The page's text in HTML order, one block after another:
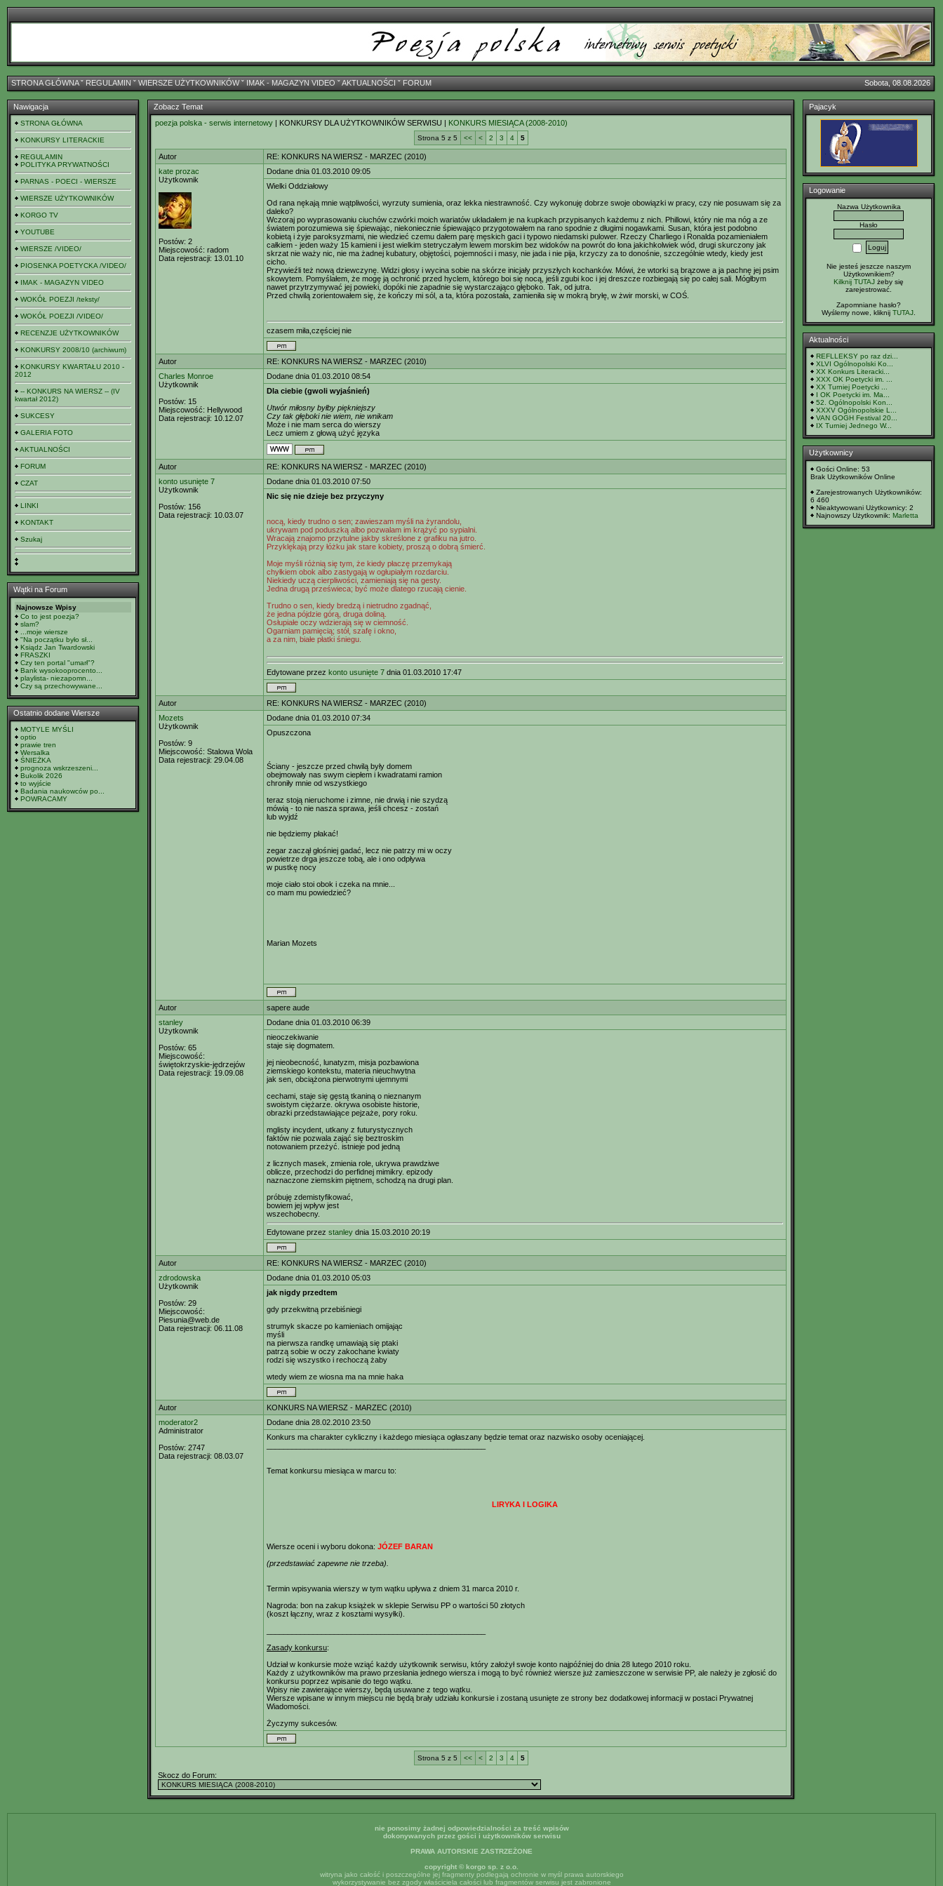
STRONA GŁÓWNAˇ REGULAMIN ˇ WIERSZE UŻYTKOWNIKÓWˇ IMAK - MAGAZYN VIDEO ˇAKTUALNOŚCI ˇ FORUM Sobota, 08.08.2026
Nawigacja
STRONA GŁÓWNA
KONKURSY LITERACKIE
REGULAMIN
POLITYKA PRYWATNOŚCI
PARNAS - POECI - WIERSZE
WIERSZE UŻYTKOWNIKÓW
KORGO TV
YOUTUBE
WIERSZE /VIDEO/
PIOSENKA POETYCKA /VIDEO/
IMAK - MAGAZYN VIDEO
WOKÓŁ POEZJI /teksty/
WOKÓŁ POEZJI /VIDEO/
RECENZJE UŻYTKOWNIKÓW
KONKURSY 2008/10 (archiwum)
KONKURSY KWARTAŁU 2010 -
2012
-- KONKURS NA WIERSZ -- (IV
kwartał 2012)
SUKCESY
GALERIA FOTO
AKTUALNOŚCI
FORUM
CZAT
LINKI
KONTAKT
Szukaj
Wątki na Forum
Najnowsze Wpisy
Co to jest poezja?
slam?
...moje wiersze
"Na początku było sł...
Ksiądz Jan Twardowski
FRASZKI
Czy ten portal "umarł"?
Bank wysokooprocento...
playlista- niezapomn...
Czy są przechowywane...
Ostatnio dodane Wiersze
MOTYLE MYŚLI
optio
prawie tren
Wersalka
ŚNIEŻKA
prognoza wskrzeszeni...
Bukolik 2026
to wyjście
Badania naukowców po...
POWRACAMY
Zobacz Temat
poezja polska - serwis internetowy | KONKURSY DLA UŻYTKOWNIKÓW SERWISU | KONKURS MIESIĄCA (2008-2010)
Strona 5 z 5 << < 2 3 4 5
Autor
RE: KONKURS NA WIERSZ - MARZEC (2010)
kate prozac
Użytkownik
Postów: 2
Miejscowość: radom
Data rejestracji: 13.01.10
Dodane dnia 01.03.2010 09:05
Wielki Oddziałowy
Od rana nękają mnie wątpliwości, wyrzuty sumienia, oraz lekka niestrawność. Czy wykonuję dobrze swoje obowiązki w pracy, czy nie posuwam się za
daleko?
Wczoraj po wyprasowaniu ciuchów czwórki moich wariatów układałem je na kupkach przypisanych każdemu z nich. Phillowi, który nie ma nóg a ze
światem porozumiewa się śpiewając, niekoniecznie śpiewająco przygotowałem na rano spodnie z długimi nogawkami. Susan, która jest podobno
kobietą i żyje paroksyzmami, nie wiedzieć czemu dałem parę męskich gaci i typowo niedamski pulower. Rzeczy Charliego i Ronalda pozamieniałem
całkiem - jeden waży 15 kamieni i jest wielkim stetryczałym lewem morskim bez widoków na powrót do łona jakichkolwiek wód, drugi skurczony jak
skrzat nie waży nic, nie ma żadnej kubatury, objętości, pojemności i masy, nie jada i nie pija, krzyczy za to donośnie, szczególnie wtedy, kiedy jest
cicho.
Przywieźli też nową dziewczynę. Widzi głosy i wycina sobie na skórze inicjały przyszłych kochanków. Mówi, że wtorki są brązowe a ja pachnę jej psim
skowytem. Pomyślałem, że mogę ją ochronić przed hyclem, którego boi się nocą, jeśli zgubi koc i jej dreszcze rozbiegają się po całej sali. Mógłbym
nawet przytrzymywać jej powieki, dopóki nie zapadnie się wystarczająco głęboko. Tak, od jutra.
Przed chwilą zorientowałem się, że kończy mi sól, a ta, która pozostała, zamieniła się w mokrą bryłę, w żwir morski, w COŚ.
czasem miła,częściej nie
Autor
RE: KONKURS NA WIERSZ - MARZEC (2010)
Charles Monroe
Użytkownik
Postów: 15
Miejscowość: Hellywood
Data rejestracji: 10.12.07
Dodane dnia 01.03.2010 08:54
Dla ciebie (gwoli wyjaśnień)
Utwór miłosny byłby piękniejszy
Czy tak głęboki nie wiem, nie wnikam
Może i nie mam serca do wierszy
Lecz umiem z głową użyć języka
Autor
RE: KONKURS NA WIERSZ - MARZEC (2010)
konto usunięte 7
Użytkownik
Postów: 156
Data rejestracji: 10.03.07
Dodane dnia 01.03.2010 07:50
Nic się nie dzieje bez przyczyny
nocą, kiedy trudno o sen; zawieszam myśli na żyrandolu,
ukrywam pod poduszką albo pozwalam im krążyć po sypialni.
Wracają znajomo przytulne jakby skreślone z grafiku na jutro.
Przyklękają przy łóżku jak stare kobiety, proszą o dobrą śmierć.
Moje myśli różnią się tym, że kiedy płaczę przemykają
chyłkiem obok albo zastygają w ogłupiałym rozdarciu.
Niekiedy uczą cierpliwości, zamieniają się na gesty.
Jedna drugą prześwieca; być może dlatego rzucają cienie.
Trudno o sen, kiedy bredzą i nietrudno zgadnąć,
że jedna pójdzie górą, druga doliną.
Osłupiałe oczy wdzierają się w ciemność.
Ogarniam pamięcią; stół, szafę i okno,
a za nim, białe płatki śniegu.
Edytowane przez konto usunięte 7 dnia 01.03.2010 17:47
Autor
RE: KONKURS NA WIERSZ - MARZEC (2010)
Mozets
Użytkownik
Postów: 9
Miejscowość: Stalowa Wola
Data rejestracji: 29.04.08
Dodane dnia 01.03.2010 07:34
Opuszczona
Ściany - jeszcze przed chwilą były domem
obejmowały nas swym ciepłem i kwadratami ramion
chroniły mnie od wszystkiego
teraz stoją nieruchome i zimne, nie drwią i nie szydzą
mówią - to nie nasza sprawa, jeśli chcesz - zostań
lub wyjdź
nie będziemy płakać!
zegar zaczął głośniej gadać, lecz nie patrzy mi w oczy
powietrze drga jeszcze tobą, ale i ono odpływa
w pustkę nocy
moje ciało stoi obok i czeka na mnie...
co mam mu powiedzieć?
Marian Mozets
Autor
sapere aude
stanley
Użytkownik
Postów: 65
Miejscowość:
świętokrzyskie-jędrzejów
Data rejestracji: 19.09.08
Dodane dnia 01.03.2010 06:39
nieoczekiwanie
staje się dogmatem.
jej nieobecność, lunatyzm, misja pozbawiona
ziemskiego kontekstu, materia nieuchwytna
jak sen, obciążona pierwotnymi ujemnymi
cechami, staje się gęstą tkaniną o nieznanym
swoistym ciężarze. okrywa osobiste historie,
obrazki przedstawiające pejzaże, pory roku.
mglisty incydent, utkany z futurystycznych
faktów nie pozwala zająć się beztroskim
notowaniem przeżyć. istnieje pod jedną
z licznych masek, zmienia role, ukrywa prawdziwe
oblicze, przechodzi do perfidnej mimikry. epizody
naznaczone ziemskim piętnem, schodzą na drugi plan.
próbuję zdemistyfikować,
bowiem jej wpływ jest
wszechobecny.
Edytowane przez stanley dnia 15.03.2010 20:19
Autor
RE: KONKURS NA WIERSZ - MARZEC (2010)
zdrodowska
Użytkownik
Postów: 29
Miejscowość:
Piesunia@web.de
Data rejestracji: 06.11.08
Dodane dnia 01.03.2010 05:03
jak nigdy przedtem
gdy przekwitną przebiśniegi
strumyk skacze po kamieniach omijając
myśli
na pierwsza randkę umawiają się ptaki
patrzą sobie w oczy zakochane kwiaty
rodzi się wszystko i rechoczą żaby
wtedy wiem ze wiosna ma na mnie haka
Autor
KONKURS NA WIERSZ - MARZEC (2010)
moderator2
Administrator
Postów: 2747
Data rejestracji: 08.03.07
Dodane dnia 28.02.2010 23:50
Konkurs ma charakter cykliczny i każdego miesiąca ogłaszany będzie temat oraz nazwisko osoby oceniającej.
Temat konkursu miesiąca w marcu to:
LIRYKA I LOGIKA
Wiersze oceni i wyboru dokona: JÓZEF BARAN
(przedstawiać zapewne nie trzeba).
Termin wpisywania wierszy w tym wątku upływa z dniem 31 marca 2010 r.
Nagroda: bon na zakup książek w sklepie Serwisu PP o wartości 50 złotych
(koszt łączny, wraz z kosztami wysyłki).
Zasady konkursu:
Udział w konkursie może wziąć każdy użytkownik serwisu, który założył swoje konto najpóźniej do dnia 28 lutego 2010 roku.
Każdy z użytkowników ma prawo przesłania jednego wiersza i mogą to być również wiersze już zamieszczone w serwisie PP, ale należy je zgłosić do
konkursu poprzez wpisanie do tego wątku.
Wpisy nie zawierające wierszy, będą usuwane z tego wątku.
Wiersze wpisane w innym miejscu nie będą brały udziału konkursie i zostaną usunięte ze strony bez dodatkowej informacji w postaci Prywatnej
Wiadomości.
Życzymy sukcesów.
Strona 5 z 5 << < 2 3 4 5
Skocz do Forum:
Pajacyk
Logowanie
Nazwa Użytkownika
Hasło
Nie jesteś jeszcze naszym
Użytkownikiem?
Kilknij TUTAJ żeby się
zarejestrować.
Zapomniane hasło?
Wyślemy nowe, kliknij TUTAJ
Aktualności
REFLLEKSY po raz dzi...
XLVI Ogólnopolski Ko...
XX Konkurs Literacki...
XXX OK Poetycki im. ...
XX Turniej Poetycki ...
I OK Poetycki im. Ma...
52. Ogólnopolski Kon...
XXXV Ogólnopolskie L...
VAN GOGH Festival 20...
IX Turniej Jednego W...
Użytkownicy
Gości Online: 53
Brak Użytkowników Online
Zarejestrowanych Użytkowników:
6 460
Nieaktywowani Użytkownicy: 2
Najnowszy Użytkownik: Marletta
nie ponosimy żadnej odpowiedzialności za treść wpisów
dokonywanych przez gości i użytkowników serwisu
PRAWA AUTORSKIE ZASTRZEŻONE
copyright © korgo sp. z o.o.
witryna jako całość i poszczególne jej fragmenty podlegają ochronie w myśl prawa autorskiego
wykorzystywanie bez zgody właściciela całości lub fragmentów serwisu jest zabronione